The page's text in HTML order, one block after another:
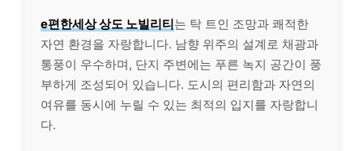
e편한세상 상도 노빌리티는 탁 트인 조망과 쾌적한
자연 환경을 자랑합니다. 남향 위주의 설계로 채광과
통풍이 우수하며, 단지 주변에는 푸른 녹지 공간이 풍
부하게 조성되어 있습니다. 도시의 편리함과 자연의
여유를 동시에 누릴 수 있는 최적의 입지를 자랑합니
다.